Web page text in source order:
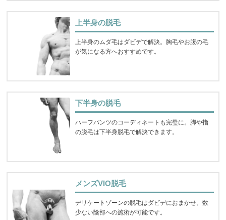
上半身の脱毛
上半身のムダ毛はダビデで解決。胸毛やお腹の毛
が気になる方へおすすめです。
下半身の脱毛
ハーフパンツのコーディネートも完璧に。脚や指
の脱毛は下半身脱毛で解決できます。
メンズVIO脱毛
デリケートゾーンの脱毛はダビデにおまかせ。数
少ない陰部への施術が可能です。